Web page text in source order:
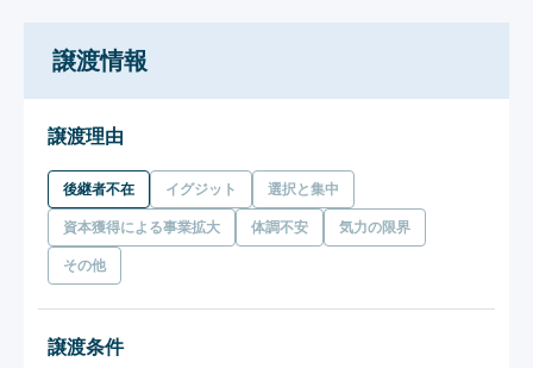
譲渡情報
譲渡理由
後継者不在 イグジット 選択と集中
資本獲得による事業拡大 体調不安 気力の限界
その他
譲渡条件